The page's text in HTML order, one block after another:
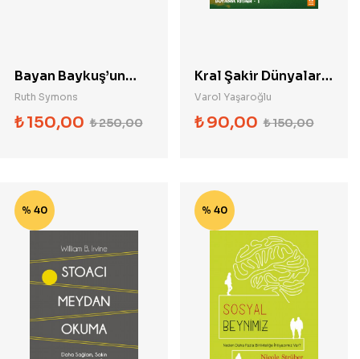
Bayan Baykuş’un
Orman Okulu-
Eğlenceli Bir Gün
Ruth Symons
₺250,00
₺150,00
Kral Şakir Dünyalar
Karıştı Boyama
Kitabı 1
Varol Yaşaroğlu
₺150,00
₺90,00
% 40 % 40